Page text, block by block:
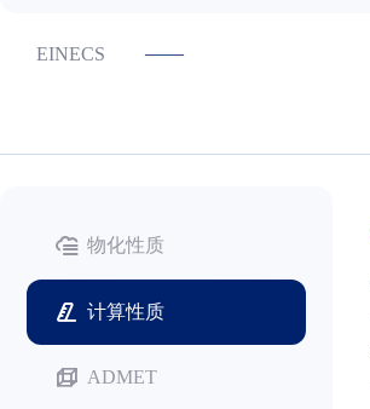
EINECS ——
物化性质
计算性质
ADMET